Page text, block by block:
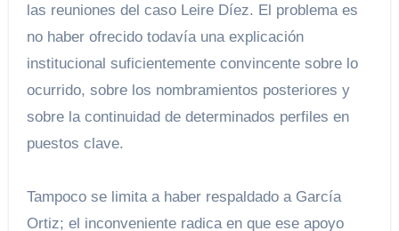
las reuniones del caso Leire Díez. El problema es
no haber ofrecido todavía una explicación
institucional suficientemente convincente sobre lo
ocurrido, sobre los nombramientos posteriores y
sobre la continuidad de determinados perfiles en
puestos clave.
Tampoco se limita a haber respaldado a García
Ortiz; el inconveniente radica en que ese apoyo